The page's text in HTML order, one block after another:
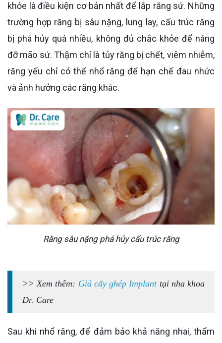
khỏe là điều kiện cơ bản nhất để lắp răng sứ. Những
trường hợp răng bị sâu nặng, lung lay, cấu trúc răng
bị phá hủy quá nhiều, không đủ chắc khỏe để nâng
đỡ mão sứ. Thậm chí là tủy răng bị chết, viêm nhiễm,
răng yếu chỉ có thể nhổ răng để hạn chế đau nhức
và ảnh hưởng các răng khác.
Răng sâu nặng phá hủy cấu trúc răng
>> Xem thêm: Giá cấy ghép Implanttại nha khoa
Dr. Care
Sau khi nhổ răng, để đảm bảo khả năng nhai, thẩm